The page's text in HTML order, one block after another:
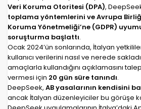
Veri Koruma Otoritesi (DPA),
toplama yöntemlerini ve Avrupa
Koruma Yönetmeliği’ne (GDPR)
soruşturma başlattı.
Ocak 2024’ün sonlarında, İtalyan
kullanıcı verilerini nasıl ve nerede
amaçlarla kullandığını açıklamasını
vermesi için 20 gün süre tanındı.
DeepSeek, AB yasalarının kendisini
ancak İtalyan düzenleyiciler bu görüşe